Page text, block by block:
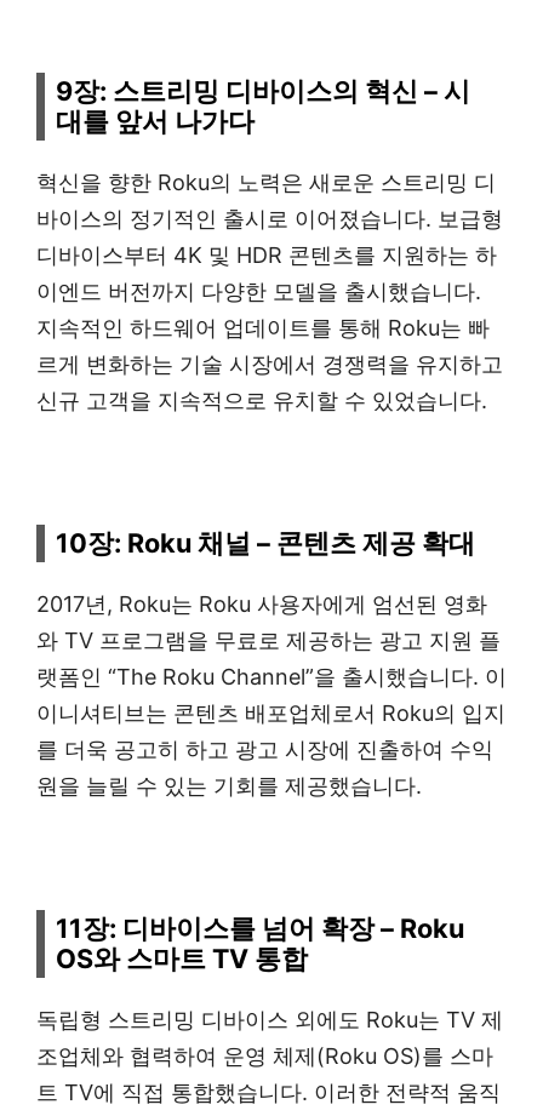
9장: 스트리밍 디바이스의 혁신 – 시
대를 앞서 나가다
혁신을 향한 Roku의 노력은 새로운 스트리밍 디
바이스의 정기적인 출시로 이어졌습니다. 보급형
디바이스부터 4K 및 HDR 콘텐츠를 지원하는 하
이엔드 버전까지 다양한 모델을 출시했습니다.
지속적인 하드웨어 업데이트를 통해 Roku는 빠
르게 변화하는 기술 시장에서 경쟁력을 유지하고
신규 고객을 지속적으로 유치할 수 있었습니다.
10장: Roku 채널 – 콘텐츠 제공 확대
2017년, Roku는 Roku 사용자에게 엄선된 영화
와 TV 프로그램을 무료로 제공하는 광고 지원 플
랫폼인 “The Roku Channel”을 출시했습니다. 이
이니셔티브는 콘텐츠 배포업체로서 Roku의 입지
를 더욱 공고히 하고 광고 시장에 진출하여 수익
원을 늘릴 수 있는 기회를 제공했습니다.
11장: 디바이스를 넘어 확장 – Roku
OS와 스마트 TV 통합
독립형 스트리밍 디바이스 외에도 Roku는 TV 제
조업체와 협력하여 운영 체제(Roku OS)를 스마
트 TV에 직접 통합했습니다. 이러한 전략적 움직